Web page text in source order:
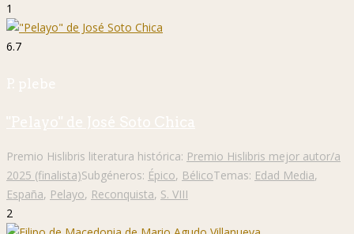
1
6.7
P. plebe
"Pelayo" de José Soto Chica
Premio Hislibris literatura histórica: Premio Hislibris mejor autor/a
2025 (finalista)Subgéneros: Épico, BélicoTemas: Edad Media,
España, Pelayo, Reconquista, S. VIII
2